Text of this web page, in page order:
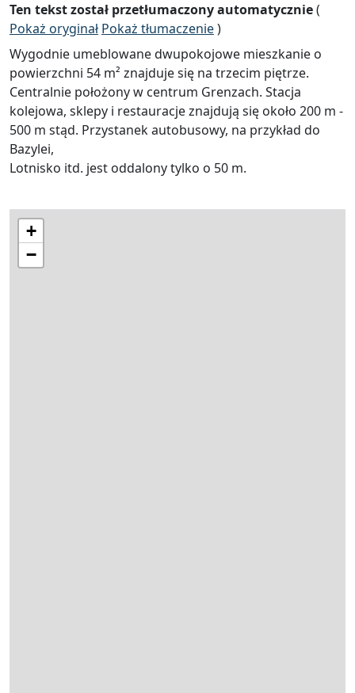
Ten tekst został przetłumaczony automatycznie(
Pokaż oryginał Pokaż tłumaczenie)
Wygodnie umeblowane dwupokojowe mieszkanie o
powierzchni 54 m² znajduje się na trzecim piętrze.
Centralnie położony w centrum Grenzach. Stacja
kolejowa, sklepy i restauracje znajdują się około 200 m -
500 m stąd. Przystanek autobusowy, na przykład do
Bazylei,
Lotnisko itd. jest oddalony tylko o 50 m.
+
−